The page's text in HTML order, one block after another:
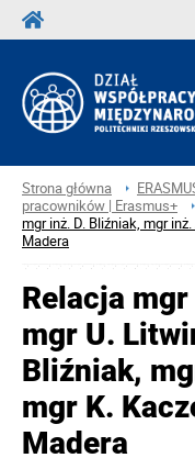
Strona główna
pracowników | Erasmus+
mgr inż. D. Bliźniak, mgr
Madera
Relacja
mgr U.
Bliźniak,
mgr K.
Madera